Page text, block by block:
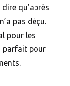
qu’après
pas déçu.
pour les
parfait pour